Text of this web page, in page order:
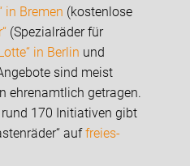
in Bremen (kostenlose
(Spezialräder für
in Berlin und
sind meist
ehrenamtlich getragen.
170 Initiativen gibt
auffreies-